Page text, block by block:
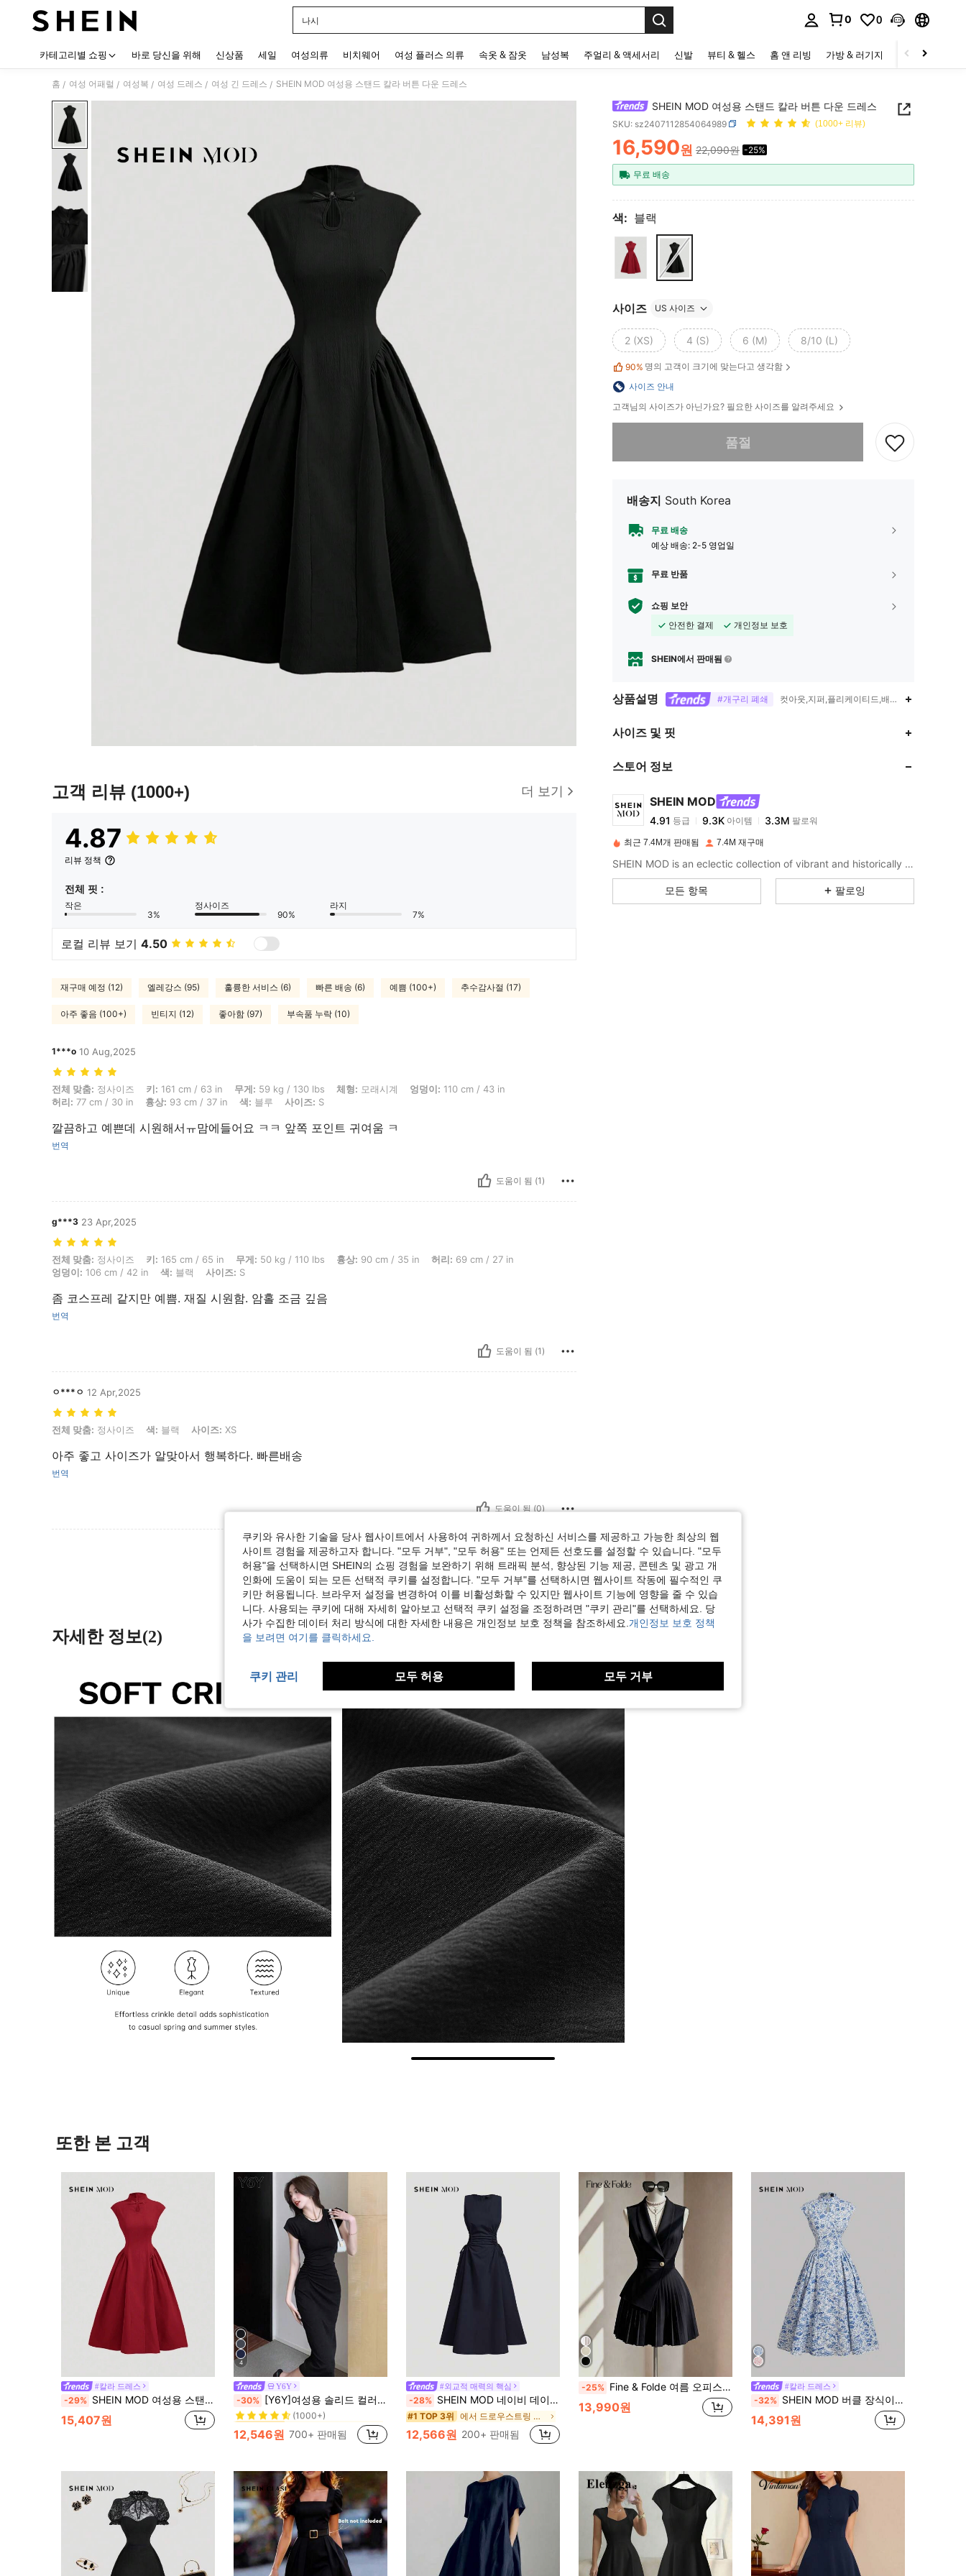
나시
0 0
카테고리별 쇼핑 바로 당신을 위해 신상품 세일 여성의류 비치웨어 여성 플러스 의류 속옷 & 잠옷 남성복 주얼리 & 액세서리 신발 뷰티 & 헬스 홈 앤 리빙 가방 & 러기지 스포츠 & 아웃
홈 / 여성 어패럴 / 여성복 / 여성 드레스 / 여성 긴 드레스 / SHEIN MOD 여성용 스탠드 칼라 버튼 다운 드레스
고객 리뷰 (1000+) 더 보기
4.87
리뷰 정책
전체 핏 :
작은
3%
정사이즈
90%
라지
7%
로컬 리뷰 보기 4.50
재구매 예정 (12) 엘레강스 (95) 훌륭한 서비스 (6) 빠른 배송 (6) 예쁨 (100+) 추수감사절 (17)
아주 좋음 (100+) 빈티지 (12) 좋아함 (97) 부속품 누락 (10)
1***o 10 Aug,2025
전체 맞춤: 정사이즈, 키: 161 cm / 63 in, 무게: 59 kg / 130 lbs, 체형: 모래시계, 엉덩이: 110 cm / 43 in, 허리: 77 cm / 30 in, 흉상: 93 cm / 37 in, 색: 블루, 사이즈: S
전체 맞춤: 정사이즈 키: 161 cm / 63 in 무게: 59 kg / 130 lbs 체형: 모래시계 엉덩이: 110 cm / 43 in
허리: 77 cm / 30 in 흉상: 93 cm / 37 in 색: 블루 사이즈: S
깔끔하고 예쁜데 시원해서ㅠ맘에들어요 ㅋㅋ 앞쪽 포인트 귀여움 ㅋ
번역
도움이 됨 (1)
g***3 23 Apr,2025
전체 맞춤: 정사이즈, 키: 165 cm / 65 in, 무게: 50 kg / 110 lbs, 흉상: 90 cm / 35 in, 허리: 69 cm / 27 in, 엉덩이: 106 cm / 42 in, 색: 블랙, 사이즈: S
전체 맞춤: 정사이즈 키: 165 cm / 65 in 무게: 50 kg / 110 lbs 흉상: 90 cm / 35 in 허리: 69 cm / 27 in
엉덩이: 106 cm / 42 in 색: 블랙 사이즈: S
좀 코스프레 같지만 예쁨. 재질 시원함. 암홀 조금 깊음
번역
도움이 됨 (1)
ㅇ***ㅇ 12 Apr,2025
전체 맞춤: 정사이즈, 색: 블랙, 사이즈: XS
전체 맞춤: 정사이즈 색: 블랙 사이즈: XS
아주 좋고 사이즈가 알맞아서 행복하다. 빠른배송
번역
도움이 됨 (0)
리뷰 더 보기
SHEIN MOD 여성용 스탠드 칼라 버튼 다운 드레스
SKU: sz2407112854064989 (1000+ 리뷰)
PRICE AND AVAILABILITY
16,590원 22,090원 -25%
무료 배송
색: 블랙
사이즈 US 사이즈
2 (XS) 4 (S) 6 (M) 8/10 (L)
90% 명의 고객이 크기에 맞는다고 생각함
사이즈 안내
고객님의 사이즈가 아닌가요? 필요한 사이즈를 알려주세요
품절
배송지 South Korea
무료 배송
예상 배송: 2-5 영업일
무료 반품
쇼핑 보안
안전한 결제
개인정보 보호
SHEIN에서 판매됨
상품설명 #개구리 폐쇄 컷아웃,지퍼,플리케이티드,배트윙 슬리브,개교/
사이즈 및 핏
스토어 정보
SHEIN MOD
4.91
4.91 9.3K아이템
b***7 이(가)하루 전에지불됨
4.91 9.3K
최근 7.4M개 판매됨 7.4M 재구매
SHEIN MOD is an eclectic collection of vibrant and historically cool styles for fun, bright retro looks.
모든 항목 팔로잉
자세한 정보(2)
또한 본 고객
#칼라 드레스
-29% SHEIN MOD 여성용 스탠드 칼라 버튼 업 드레스, 동방 드레스, 레드 드레스, 가을 드레스, 학교 복귀 드레스, 파티 드레스, 선드레스
15,407원
4
Y6Y
-30% [Y6Y]여성용 솔리드 컬러 라운드 넥 돌만 슬리브 러쉬드 허리 롱 드레스, 여름 여성 의상 베이스 레이어 고급 반팔 슬림핏 블랙
#1 TOP 3위
(1000+)
#1 TOP 3위
(1000+)
#1 TOP 3위
(1000+)
#1 TOP 3위
에서 새로운 여성 드레스
12,546원 700+ 판매됨
#외교적 매력의 핵심
-28% SHEIN MOD 네이비 데이트 나이트 측면 크로스 타이 솔리드 플리츠 롱 드레스, 브런치, 생일, 개학, 직장, 여성용 여름 드레스, 티 파티 드레스
#1 TOP 3위 에서 드로우스트링 바닥까지 내려오는 드레스
12,566원 200+ 판매됨
-25% Fine & Folde 여름 오피스 출퇴근 우아한 레이디 스타일 전문 면접 능력 있는 OL 스타일 민소매 라펠 칼라 허리 셔링 플리츠 베이지 드레스 우아한 로맨틱 여성 드레스
13,990원
#칼라 드레스
-32% SHEIN MOD 버클 장식이 있는 새로운 동방 스타일의 블루 플로럴 드레스, 교사 드레스, 가을 드레스, 개학 의류, 홈커밍 드레스, 홈커밍 드레스, 데이트 나이트 드레스, 블루 여성 드레스
14,391원
쿠키와 유사한 기술을 당사 웹사이트에서 사용하여 귀하께서 요청하신 서비스를 제공하고 가능한 최상의 웹
사이트 경험을 제공하고자 합니다. "모두 거부", "모두 허용" 또는 언제든 선호도를 설정할 수 있습니다. "모두
허용"을 선택하시면 SHEIN의 쇼핑 경험을 보완하기 위해 트래픽 분석, 향상된 기능 제공, 콘텐츠 및 광고 개
인화에 도움이 되는 모든 선택적 쿠키를 설정합니다. "모두 거부"를 선택하시면 웹사이트 작동에 필수적인 쿠
키만 허용됩니다. 브라우저 설정을 변경하여 이를 비활성화할 수 있지만 웹사이트 기능에 영향을 줄 수 있습
니다. 사용되는 쿠키에 대해 자세히 알아보고 선택적 쿠키 설정을 조정하려면 "쿠키 관리"를 선택하세요. 당
사가 수집한 데이터 처리 방식에 대한 자세한 내용은 개인정보 보호 정책을 참조하세요. 개인정보 보호 정책
을 보려면 여기를 클릭하세요.
쿠키 관리 모두 허용 모두 거부